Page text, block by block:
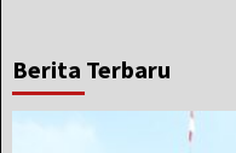
Berita Terbaru